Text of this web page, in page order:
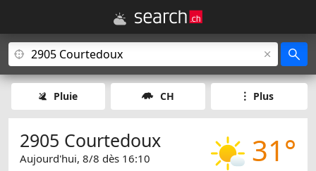
Pluie CH Plus
31°
2905 Courtedoux
Aujourd'hui, 8/8 dès 16:10